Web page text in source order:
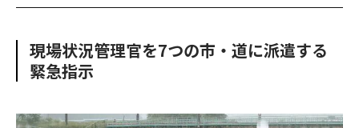
c
o
o
k
i
e
r
o
u
o
現場状況管理官を7つの市・道に派遣する
緊急指示